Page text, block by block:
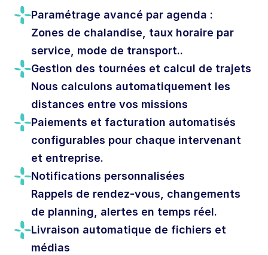
Paramétrage avancé par agenda :
Zones de chalandise, taux horaire par
service, mode de transport..
Gestion des tournées et calcul de trajets
Nous calculons automatiquement les
distances entre vos missions
Paiements et facturation automatisés
configurables pour chaque intervenant
et entreprise.
Notifications personnalisées
Rappels de rendez-vous, changements
de planning, alertes en temps réel.
Livraison automatique de fichiers et
médias